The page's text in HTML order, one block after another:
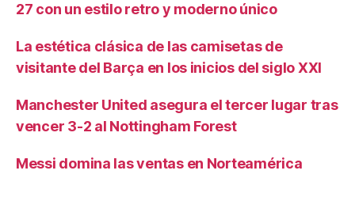
27 con un estilo retro y moderno único
La estética clásica de las camisetas de
visitante del Barça en los inicios del siglo XXI
Manchester United asegura el tercer lugar tras
vencer 3-2 al Nottingham Forest
Messi domina las ventas en Norteamérica